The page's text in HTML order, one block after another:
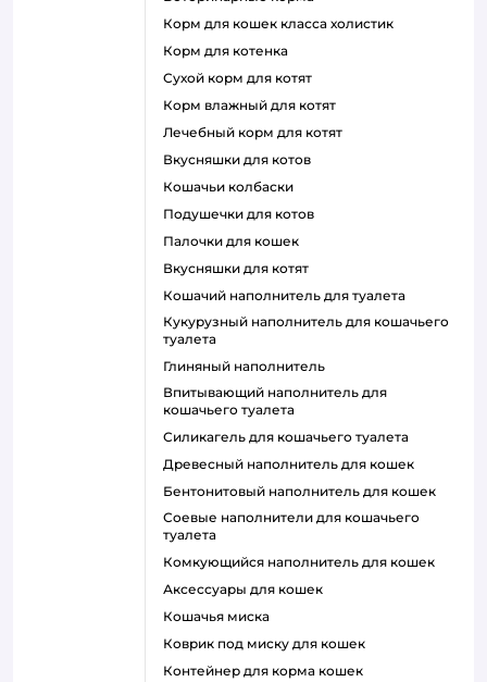
корм для кошек класса холистик
корм для котенка
сухой корм для котят
корм влажный для котят
лечебный корм для котят
вкусняшки для котов
кошачьи колбаски
подушечки для котов
палочки для кошек
вкусняшки для котят
кошачий наполнитель для туалета
кукурузный наполнитель для кошачьего
туалета
глиняный наполнитель
впитывающий наполнитель для
кошачьего туалета
силикагель для кошачьего туалета
древесный наполнитель для кошек
бентонитовый наполнитель для кошек
соевые наполнители для кошачьего
туалета
комкующийся наполнитель для кошек
аксессуары для кошек
кошачья миска
коврик под миску для кошек
контейнер для корма кошек